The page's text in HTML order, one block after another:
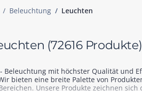
Beleuchtung Leuchten
(72616 Produkte)
Beleuchtung mit höchster Qualität und
bieten eine breite Palette von
Unsere Produkte zeichnen